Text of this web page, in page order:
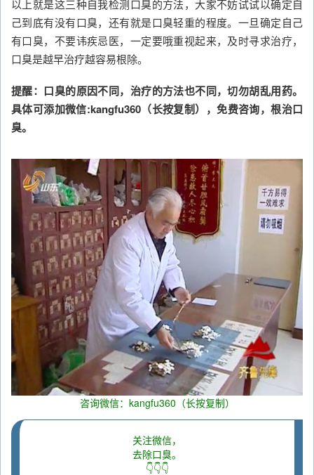
以上就是这三种自我检测口臭的方法，大家不妨试试以确定自
己到底有没有口臭，还有就是口臭轻重的程度。一旦确定自己
有口臭，不要讳疾忌医，一定要哦重视起来，及时寻求治疗，
口臭是越早治疗越容易根除。
提醒：口臭的原因不同，治疗的方法也不同，切勿胡乱用药。
具体可添加微信:kangfu360（长按复制），免费咨询，根治口
臭。
咨询微信：kangfu360（长按复制）
关注微信，
去除口臭。
👇👇👇